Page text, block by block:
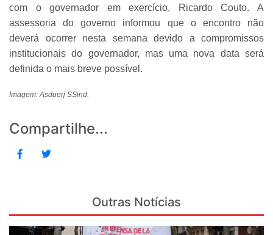
com o governador em exercício, Ricardo Couto. A
assessoria do governo informou que o encontro não
deverá ocorrer nesta semana devido a compromissos
institucionais do governador, mas uma nova data será
definida o mais breve possível.
Imagem: Asduerj SSind.
Compartilhe...
Outras Notícias